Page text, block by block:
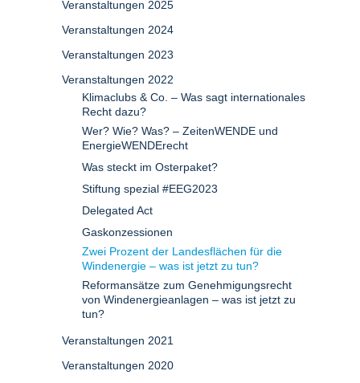
Veranstaltungen 2025
Veranstaltungen 2024
Veranstaltungen 2023
Veranstaltungen 2022
Klimaclubs & Co. – Was sagt internationales
Recht dazu?
Wer? Wie? Was? – ZeitenWENDE und
EnergieWENDErecht
Was steckt im Osterpaket?
Stiftung spezial #EEG2023
Delegated Act
Gaskonzessionen
Zwei Prozent der Landesflächen für die
Windenergie – was ist jetzt zu tun?
Reformansätze zum Genehmigungsrecht
von Windenergieanlagen – was ist jetzt zu
tun?
Veranstaltungen 2021
Veranstaltungen 2020